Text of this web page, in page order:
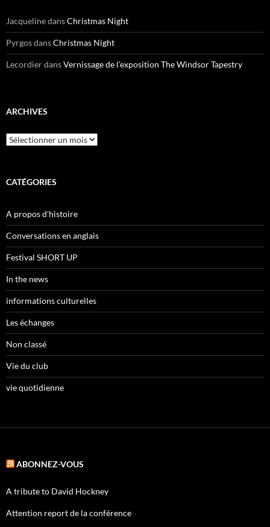
JacquelinedansChristmas Night
PyrgosdansChristmas Night
LecordierdansVernissage de l’exposition The Windsor Tapestry
ARCHIVES
Archives
CATÉGORIES
A propos d'histoire
Conversations en anglais
Festival SHORT UP
In the news
informations culturelles
Les échanges
Non classé
Vie du club
vie quotidienne
ABONNEZ-VOUS
A tribute to David Hockney
Attention report de la conférence